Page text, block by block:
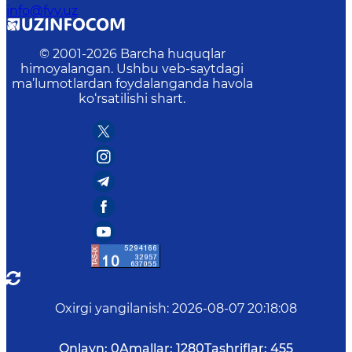
info@fvv.uz
© 2001-2026 Barcha huquqlar
himoyalangan. Ushbu veb-saytdagi
ma’lumotlardan foydalanganda havola
ko‘rsatilishi shart.
Oxirgi yangilanish: 2026-08-07 20:18:08
Onlayn: 0Amallar: 1280Tashriflar: 455